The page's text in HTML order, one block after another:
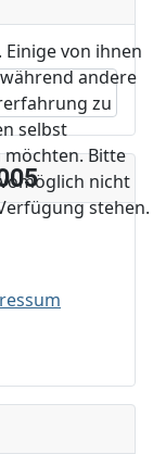
von ihnen
andere
zu
selbst
möchten. Bitte
nicht
stehen.